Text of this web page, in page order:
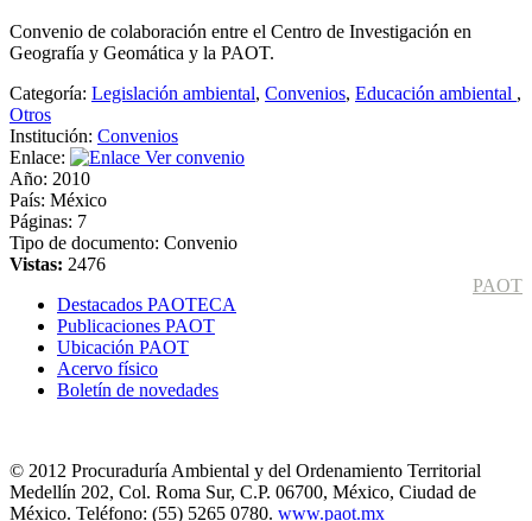
Convenio de colaboración entre el Centro de Investigación en
Geografía y Geomática y la PAOT.
Categoría: Legislación ambiental, Convenios, Educación ambiental ,
Otros
Institución: Convenios
Enlace:
Ver convenio
Año: 2010
País: México
Páginas: 7
Tipo de documento: Convenio
Vistas: 2476
PAOT
Destacados PAOTECA
Publicaciones PAOT
Ubicación PAOT
Acervo físico
Boletín de novedades
© 2012 Procuraduría Ambiental y del Ordenamiento Territorial
Medellín 202, Col. Roma Sur, C.P. 06700, México, Ciudad de
México. Teléfono: (55) 5265 0780. www.paot.mx